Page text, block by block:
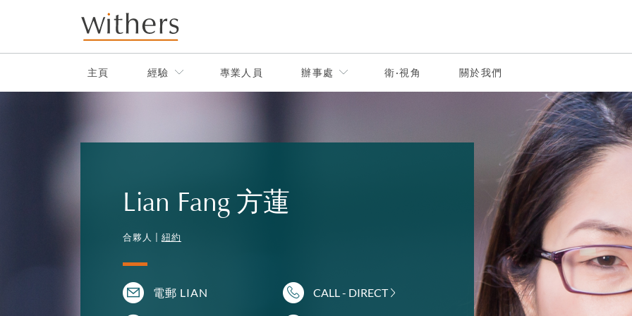
Skip to main content
主頁 經驗 專業人員 辦事處 衛·視角 關於我們
Lian Fang 方蓮
合夥人 | 紐約
電郵 LIAN CALL - DIRECT